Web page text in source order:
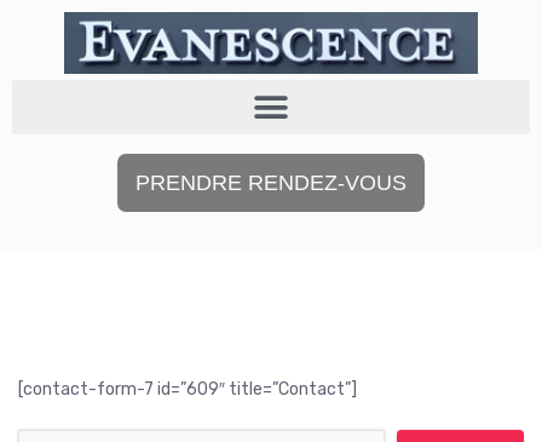
PRENDRE RENDEZ-VOUS
[contact-form-7 id=”609″ title=”Contact”]